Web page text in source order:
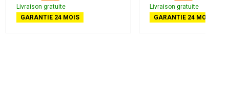
Livraison gratuite
GARANTIE 24 MOIS
Livraison gratuite
GARANTIE 24 MOIS